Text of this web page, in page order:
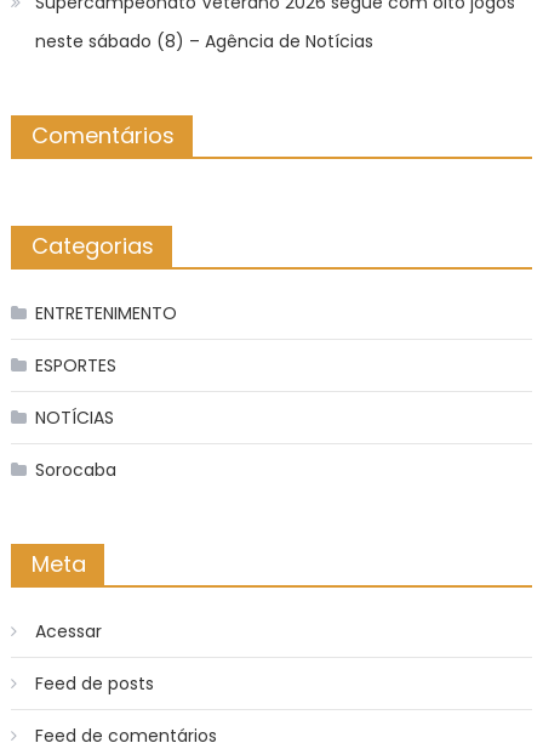
neste sábado (8) – Agência de Notícias
Comentários
Categorias
ENTRETENIMENTO
ESPORTES
NOTÍCIAS
Sorocaba
Meta
Acessar
Feed de posts
Feed de comentários